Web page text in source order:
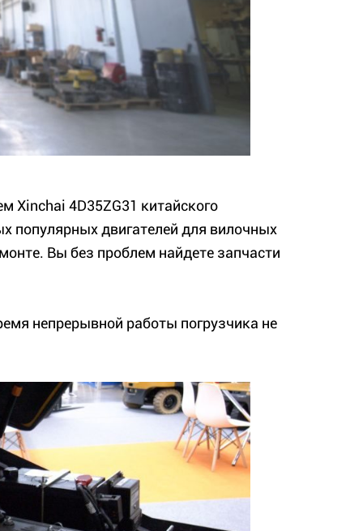
Xinchai 4D35ZG31 китайского
популярных двигателей для вилочных
Вы без проблем найдете запчасти
непрерывной работы погрузчика не